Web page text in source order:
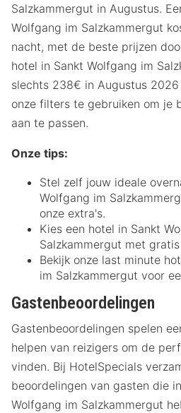
Salzkammergut in Augustus.
Wolfgang im Salzkammergut
nacht, met de beste prijzen
hotel in Sankt Wolfgang im
slechts 238€ in Augustus
onze filters te gebruiken om je
aan te passen.
Onze tips:
Stel zelf jouw ideale
Wolfgang im
onze extra's.
Kies een hotel in Sankt
Salzkammergut met
Bekijk onze last minute
im Salzkammergut voor
Gastenbeoordelingen
Gastenbeoordelingen spelen
helpen van reizigers om de
vinden. Bij HotelSpecials
beoordelingen van gasten die
Wolfgang im Salzkammergut